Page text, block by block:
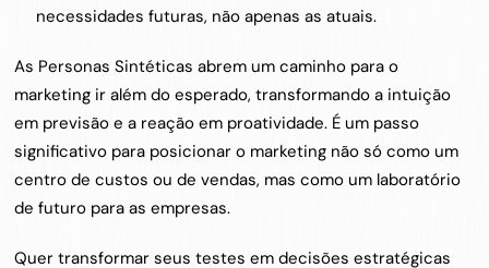
necessidades futuras, não apenas as atuais.
As Personas Sintéticas abrem um caminho para o
marketing ir além do esperado, transformando a intuição
em previsão e a reação em proatividade. É um passo
significativo para posicionar o marketing não só como um
centro de custos ou de vendas, mas como um laboratório
de futuro para as empresas.
Quer transformar seus testes em decisões estratégicas